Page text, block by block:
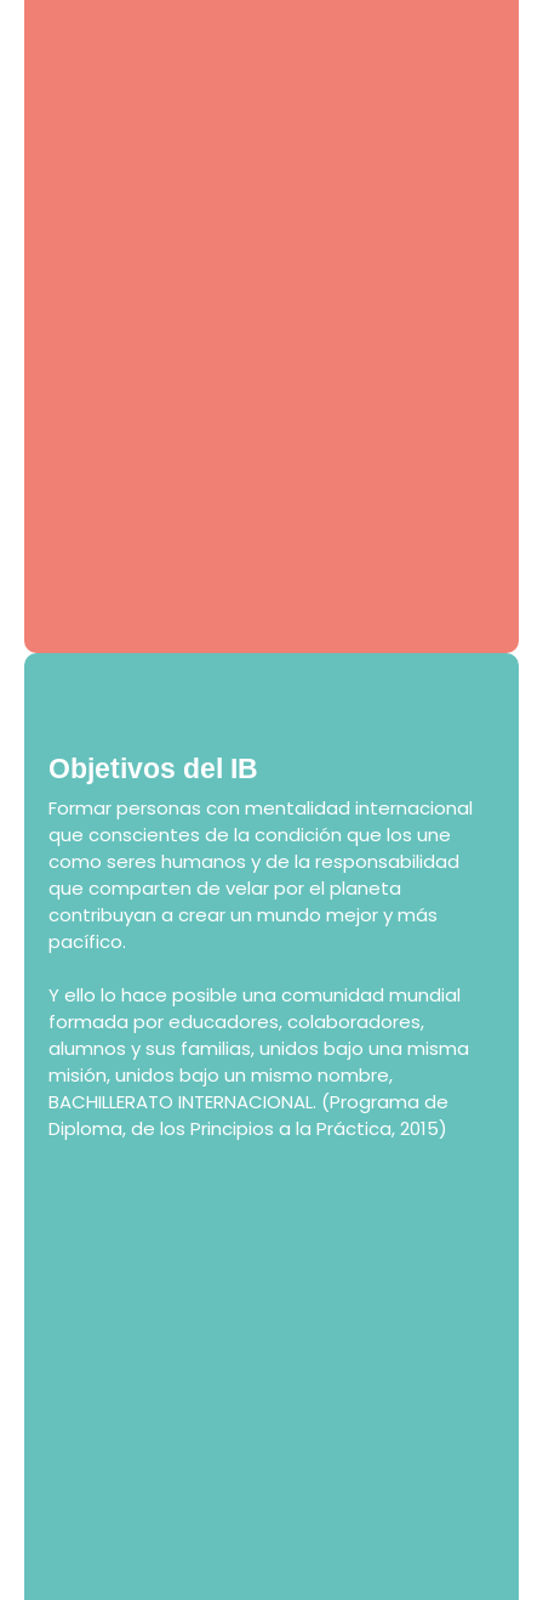
Objetivos del IB
Formar personas con mentalidad internacional
que conscientes de la condición que los une
como seres humanos y de la responsabilidad
que comparten de velar por el planeta
contribuyan a crear un mundo mejor y más
pacífico.
Y ello lo hace posible una comunidad mundial
formada por educadores, colaboradores,
alumnos y sus familias, unidos bajo una misma
misión, unidos bajo un mismo nombre,
BACHILLERATO INTERNACIONAL. (Programa de
Diploma, de los Principios a la Práctica, 2015)